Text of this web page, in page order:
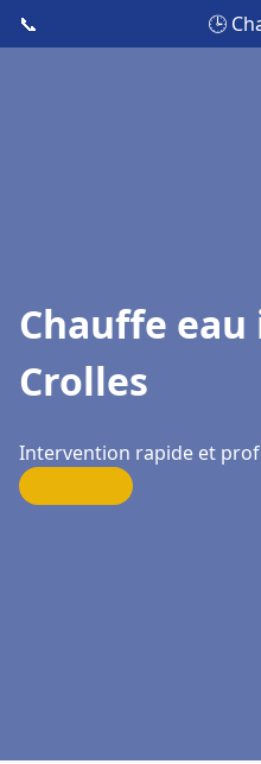
📞 🕒
Chauffe
Crolles
Intervention rapide et